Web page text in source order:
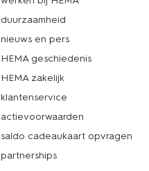
duurzaamheid
nieuws en pers
HEMA geschiedenis
HEMA zakelijk
klantenservice
actievoorwaarden
saldo cadeaukaart opvragen
partnerships